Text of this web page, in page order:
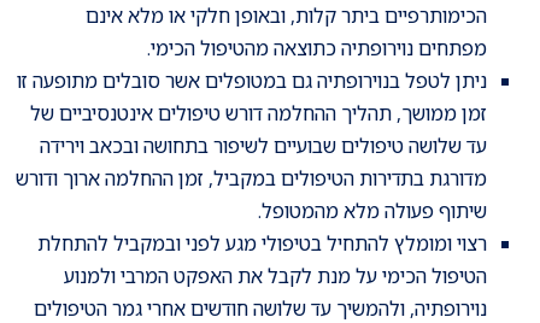
הכימותרפיים ביתר קלות, ובאופן חלקי או מלא אינם
מפתחים נוירופתיה כתוצאה מהטיפול הכימי.
ניתן לטפל בנוירופתיה גם במטופלים אשר סובלים מתופעה זו
זמן ממושך, תהליך ההחלמה דורש טיפולים אינטנסיביים של
עד שלושה טיפולים שבועיים לשיפור בתחושה ובכאב וירידה
מדורגת בתדירות הטיפולים במקביל, זמן ההחלמה ארוך ודורש
שיתוף פעולה מלא מהמטופל.
רצוי ומומלץ להתחיל בטיפולי מגע לפני ובמקביל להתחלת
הטיפול הכימי על מנת לקבל את האפקט המרבי ולמנוע
נוירופתיה, ולהמשיך עד שלושה חודשים אחרי גמר הטיפולים